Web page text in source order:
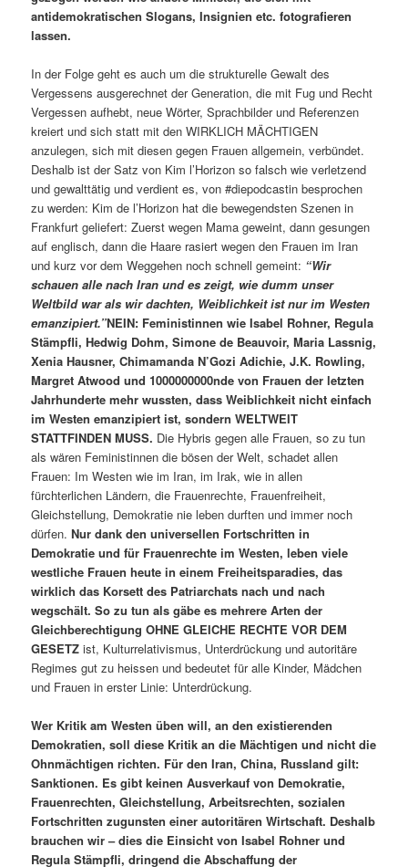
antidemokratischen Slogans, Insignien etc. fotografieren
lassen.
In der Folge geht es auch um die strukturelle Gewalt des
Vergessens ausgerechnet der Generation, die mit Fug und Recht
Vergessen aufhebt, neue Wörter, Sprachbilder und Referenzen
kreiert und sich statt mit den WIRKLICH MÄCHTIGEN
anzulegen, sich mit diesen gegen Frauen allgemein, verbündet.
Deshalb ist der Satz von Kim l’Horizon so falsch wie verletzend
und gewalttätig und verdient es, von #diepodcastin besprochen
zu werden: Kim de l’Horizon hat die bewegendsten Szenen in
Frankfurt geliefert: Zuerst wegen Mama geweint, dann gesungen
auf englisch, dann die Haare rasiert wegen den Frauen im Iran
und kurz vor dem Weggehen noch schnell gemeint: “Wir
schauen alle nach Iran und es zeigt, wie dumm unser
Weltbild war als wir dachten, Weiblichkeit ist nur im Westen
emanzipiert.”NEIN: Feministinnen wie Isabel Rohner, Regula
Stämpfli, Hedwig Dohm, Simone de Beauvoir, Maria Lassnig,
Xenia Hausner, Chimamanda N’Gozi Adichie, J.K. Rowling,
Margret Atwood und 1000000000nde von Frauen der letzten
Jahrhunderte mehr wussten, dass Weiblichkeit nicht einfach
im Westen emanzipiert ist, sondern WELTWEIT
STATTFINDEN MUSS. Die Hybris gegen alle Frauen, so zu tun
als wären Feministinnen die bösen der Welt, schadet allen
Frauen: Im Westen wie im Iran, im Irak, wie in allen
fürchterlichen Ländern, die Frauenrechte, Frauenfreiheit,
Gleichstellung, Demokratie nie leben durften und immer noch
dürfen.Nur dank den universellen Fortschritten in
Demokratie und für Frauenrechte im Westen, leben viele
westliche Frauen heute in einem Freiheitsparadies, das
wirklich das Korsett des Patriarchats nach und nach
wegschält. So zu tun als gäbe es mehrere Arten der
Gleichberechtigung OHNE GLEICHE RECHTE VOR DEM
GESETZist, Kulturrelativismus, Unterdrückung und autoritäre
Regimes gut zu heissen und bedeutet für alle Kinder, Mädchen
und Frauen in erster Linie: Unterdrückung.
Wer Kritik am Westen üben will, an den existierenden
Demokratien, soll diese Kritik an die Mächtigen und nicht die
Ohnmächtigen richten. Für den Iran, China, Russland gilt:
Sanktionen. Es gibt keinen Ausverkauf von Demokratie,
Frauenrechten, Gleichstellung, Arbeitsrechten, sozialen
Fortschritten zugunsten einer autoritären Wirtschaft. Deshalb
brauchen wir – dies die Einsicht von Isabel Rohner und
Regula Stämpfli, dringend die Abschaffung der